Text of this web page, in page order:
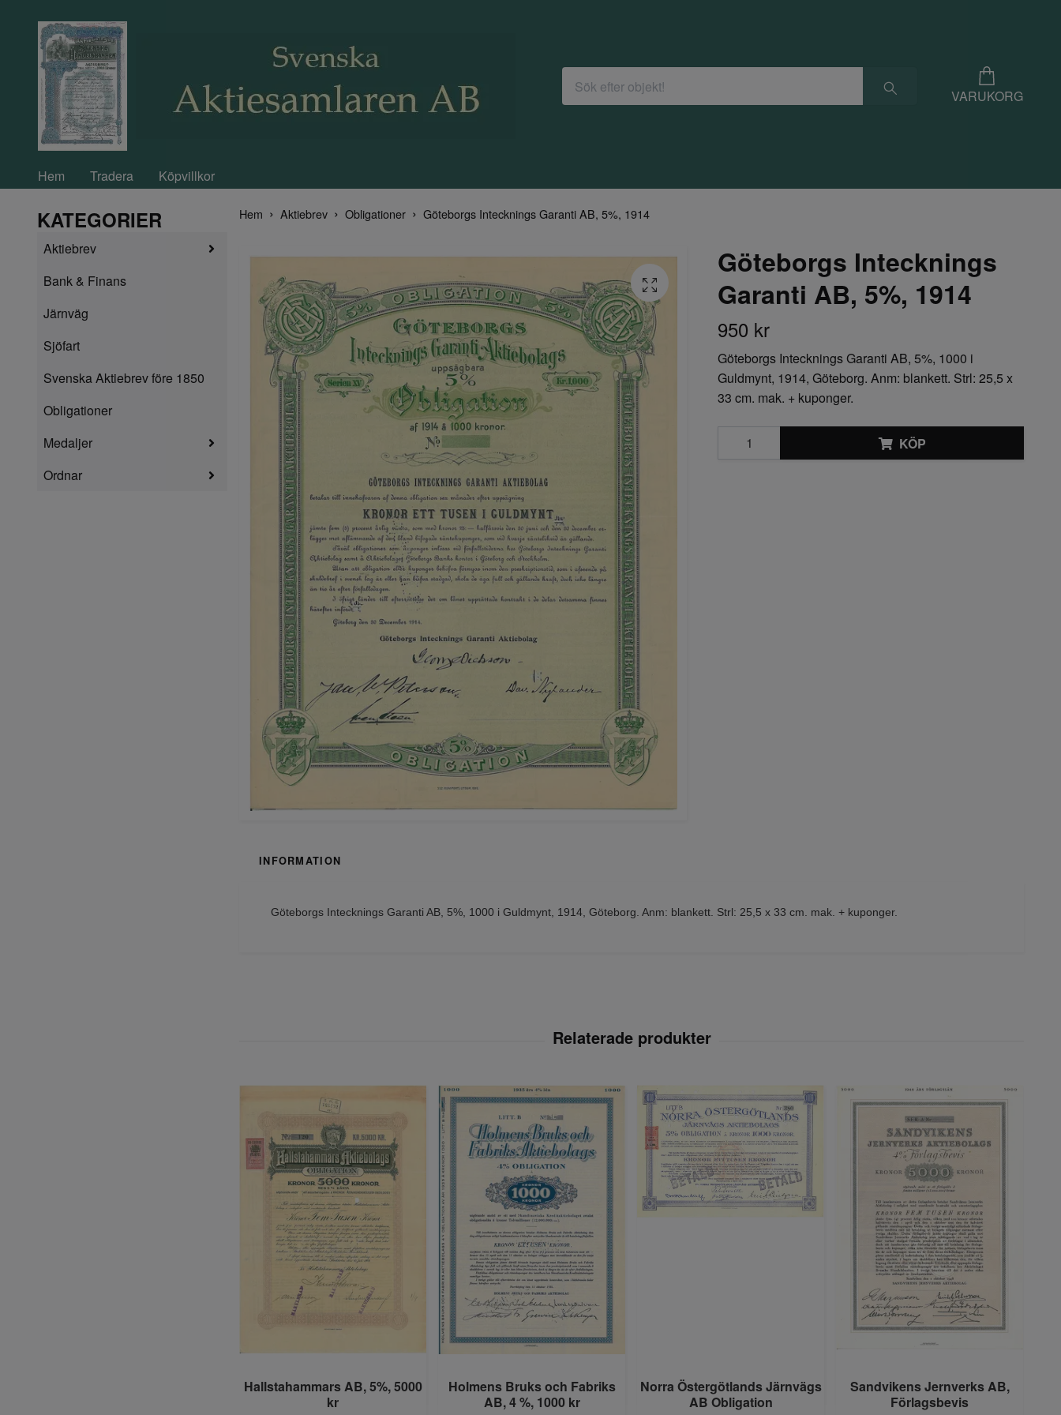
VARUKORG
Hem Tradera Köpvillkor
KATEGORIER
Aktiebrev
Bank & Finans
Järnväg
Sjöfart
Svenska Aktiebrev före 1850
Obligationer
Medaljer
Ordnar
Hem Aktiebrev Obligationer Göteborgs Intecknings Garanti AB, 5%, 1914
Göteborgs Intecknings
Garanti AB, 5%, 1914
950 kr
Göteborgs Intecknings Garanti AB, 5%, 1000 i
Guldmynt, 1914, Göteborg. Anm: blankett. Strl: 25,5 x
33 cm. mak. + kuponger.
KÖP
INFORMATION
Göteborgs Intecknings Garanti AB, 5%, 1000 i Guldmynt, 1914, Göteborg. Anm: blankett. Strl: 25,5 x 33 cm. mak. + kuponger.
Hallstahammars AB, 5%, 5000
kr
Holmens Bruks och Fabriks
AB, 4 %, 1000 kr
Norra Östergötlands Järnvägs
AB Obligation
Sandvikens Jernverks AB,
Förlagsbevis